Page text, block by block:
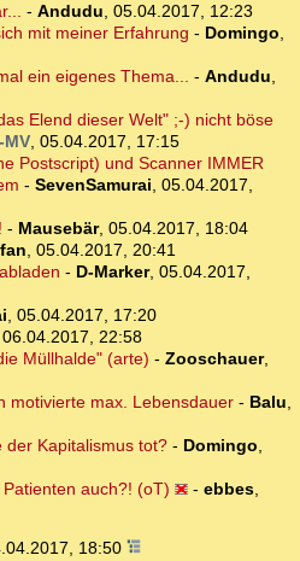
- Andudu, 05.04.2017, 12:23
mit meiner Erfahrung - Domingo,
ein eigenes Thema... - Andudu,
Elend dieser Welt" ;-) nicht böse
MV, 05.04.2017, 17:15
Postscript) und Scanner IMMER
- SevenSamurai, 05.04.2017,
- Mausebär, 05.04.2017, 18:04
, 05.04.2017, 20:41
- D-Marker, 05.04.2017,
, 05.04.2017, 17:20
06.04.2017, 22:58
Müllhalde" (arte) - Zooschauer,
motivierte max. Lebensdauer- Balu,
der Kapitalismus tot?- Domingo,
auch?! (oT)
- ebbes,
18:50